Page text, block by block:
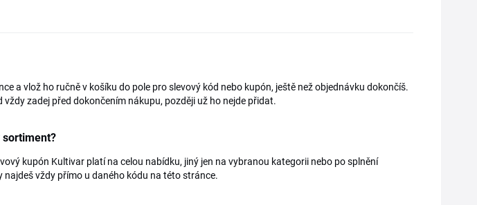
a vlož ho ručně v košíku do pole pro slevový kód nebo kupón, ještě než objednávku dokončíš.
vždy zadej před dokončením nákupu, později už ho nejde přidat.
sortiment?
kupón Kultivar platí na celou nabídku, jiný jen na vybranou kategorii nebo po splnění
vždy přímo u daného kódu na této stránce.